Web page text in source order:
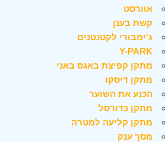
אוורסט
קשת בענן
ג'ימבורי לקטנטנים
Y-PARK
מתקן קפיצת באגס באני
מתקן דיסקו
הכנע את השוער
מתקן כדורסל
מתקן קליעה למטרה
מסך ענק